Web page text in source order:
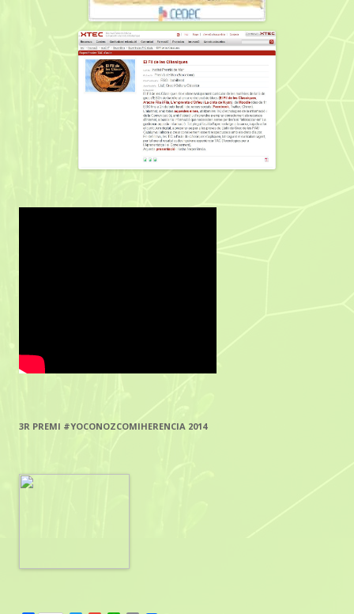
3R PREMI #YOCONOZCOMIHERENCIA 2014